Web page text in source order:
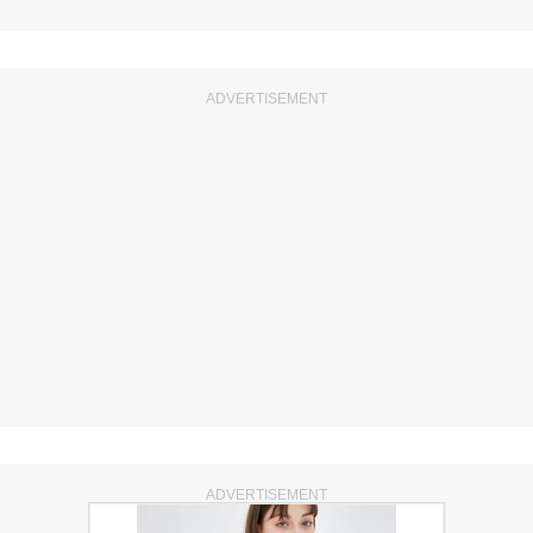
ADVERTISEMENT
ADVERTISEMENT